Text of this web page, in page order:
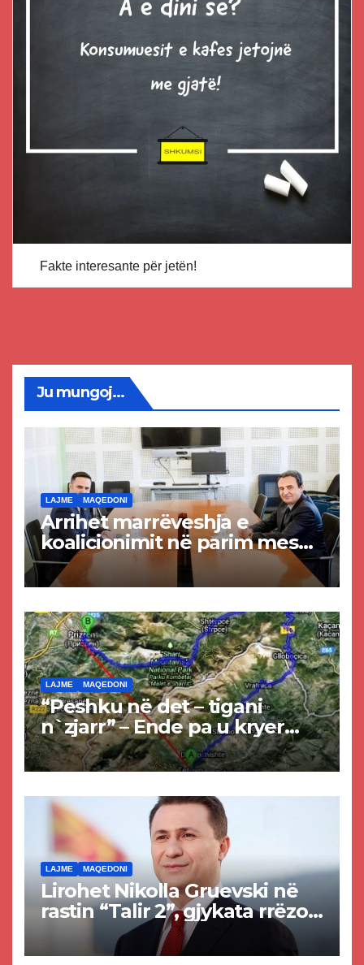
Fakte interesante për jetën!
Ju mungoj...
LAJME MAQEDONI
Arrihet marrëveshja e
koalicionimit në parim mes
Kurtit dhe Abdixhikut
LAJME MAQEDONI
“Peshku në det – tigani
n`zjarr” – Ende pa u kryer
projekti i tunelit, komuna e
Tetovës nis punimet për
LAJME MAQEDONI
Lirohet Nikolla Gruevski në
rastin “Talir 2”, gjykata rrëzon
akuzat për ndërtimin e
paligjshëm të selisë së